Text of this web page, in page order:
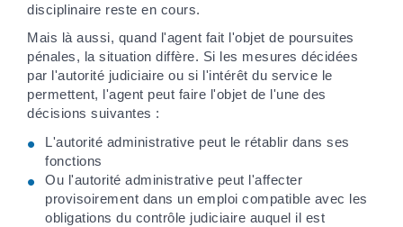
disciplinaire reste en cours.
Mais là aussi, quand l'agent fait l'objet de poursuites
pénales, la situation diffère. Si les mesures décidées
par l'autorité judiciaire ou si l'intérêt du service le
permettent, l'agent peut faire l'objet de l'une des
décisions suivantes :
L'autorité administrative peut le rétablir dans ses
fonctions
Ou l'autorité administrative peut l'affecter
provisoirement dans un emploi compatible avec les
obligations du contrôle judiciaire auquel il est